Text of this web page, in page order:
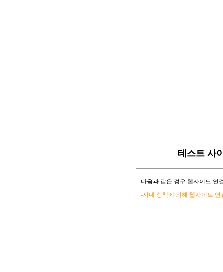
테스트 사
다음과 같은 경우 웹사이트 연
-사내 정책에 의해 웹사이트